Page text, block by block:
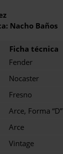
Nacho Baños
Fender
Nocaster
Fresno
Arce, Forma “D”
Arce
Vintage